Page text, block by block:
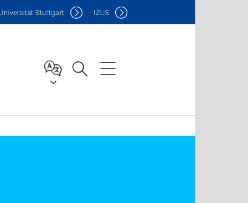
Universität Stuttgart IZUS